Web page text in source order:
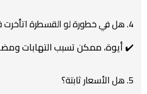
4. هل في خطورة لو القسطرة اتأخرت في التغيير؟
✔️ أيوة، ممكن تسبب التهابات
5. هل الأسعار ثابتة؟